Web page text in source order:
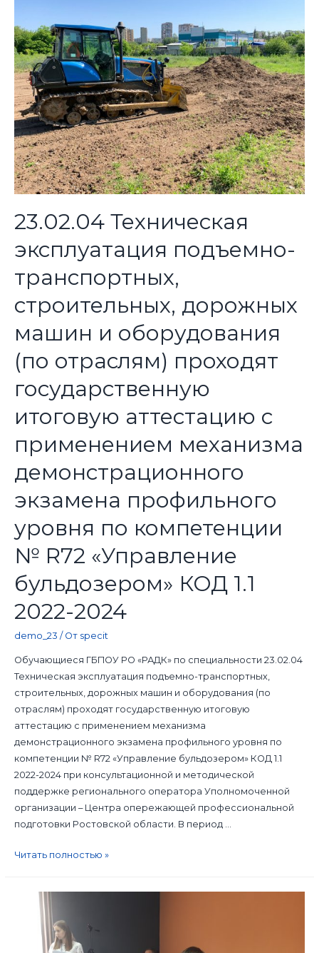
23.02.04 Техническая
эксплуатация подъемно-
транспортных,
строительных, дорожных
машин и оборудования
(по отраслям) проходят
государственную
итоговую аттестацию с
применением механизма
демонстрационного
экзамена профильного
уровня по компетенции
№ R72 «Управление
бульдозером» КОД 1.1
2022-2024
demo_23 / От specit
Обучающиеся ГБПОУ РО «РАДК» по специальности 23.02.04
Техническая эксплуатация подъемно-транспортных,
строительных, дорожных машин и оборудования (по
отраслям) проходят государственную итоговую
аттестацию с применением механизма
демонстрационного экзамена профильного уровня по
компетенции № R72 «Управление бульдозером» КОД 1.1
2022-2024 при консультационной и методической
поддержке регионального оператора Уполномоченной
организации – Центра опережающей профессиональной
подготовки Ростовской области. В период …
Читать полностью »